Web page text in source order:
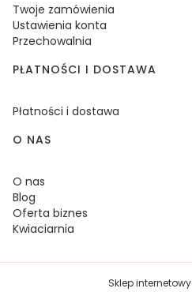
Twoje zamówienia
Ustawienia konta
Przechowalnia
PŁATNOŚCI I DOSTAWA
Płatności i dostawa
O NAS
O nas
Blog
Oferta biznes
Kwiaciarnia
Sklep internetowy